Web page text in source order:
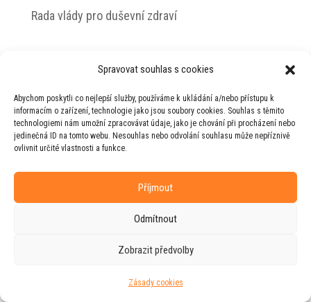
Spravovat souhlas s cookies
Abychom poskytli co nejlepší služby, používáme k ukládání a/nebo přístupu k
informacím o zařízení, technologie jako jsou soubory cookies. Souhlas s těmito
technologiemi nám umožní zpracovávat údaje, jako je chování při procházení nebo
jedinečná ID na tomto webu. Nesouhlas nebo odvolání souhlasu může nepříznivě
ovlivnit určité vlastnosti a funkce.
Příjmout
Odmítnout
Zobrazit předvolby
Zásady cookies
Rada vlády pro duševní zdraví
Horeckého
Web vytvořila firmaRUDIve spolupráci s
agenturou